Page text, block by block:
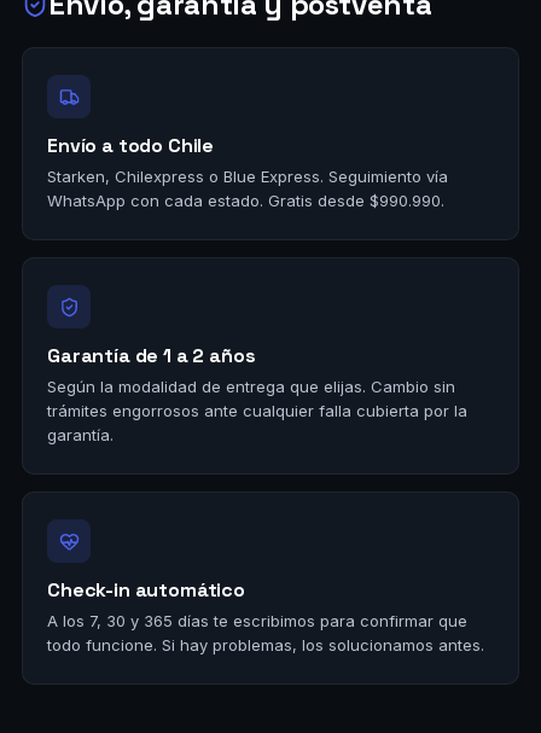
Envío a todo Chile
Starken, Chilexpress o Blue Express. Seguimiento vía
WhatsApp con cada estado. Gratis desde $990.990.
Garantía de 1 a 2 años
Según la modalidad de entrega que elijas. Cambio sin
trámites engorrosos ante cualquier falla cubierta por la
garantía.
Check-in automático
A los 7, 30 y 365 días te escribimos para confirmar que
todo funcione. Si hay problemas, los solucionamos antes.